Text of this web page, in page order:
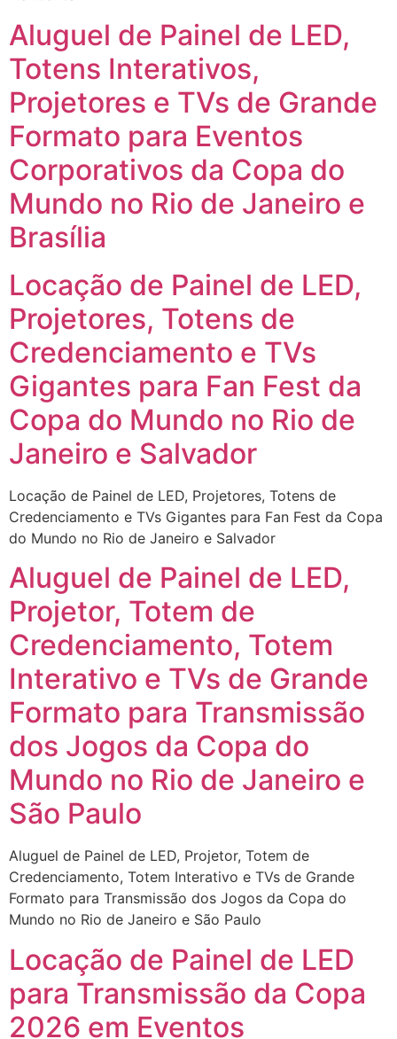
Aluguel de Painel de LED,
Totens Interativos,
Projetores e TVs de Grande
Formato para Eventos
Corporativos da Copa do
Mundo no Rio de Janeiro e
Brasília
Locação de Painel de LED,
Projetores, Totens de
Credenciamento e TVs
Gigantes para Fan Fest da
Copa do Mundo no Rio de
Janeiro e Salvador
Locação de Painel de LED, Projetores, Totens de
Credenciamento e TVs Gigantes para Fan Fest da Copa
do Mundo no Rio de Janeiro e Salvador
Aluguel de Painel de LED,
Projetor, Totem de
Credenciamento, Totem
Interativo e TVs de Grande
Formato para Transmissão
dos Jogos da Copa do
Mundo no Rio de Janeiro e
São Paulo
Aluguel de Painel de LED, Projetor, Totem de
Credenciamento, Totem Interativo e TVs de Grande
Formato para Transmissão dos Jogos da Copa do
Mundo no Rio de Janeiro e São Paulo
Locação de Painel de LED
para Transmissão da Copa
2026 em Eventos